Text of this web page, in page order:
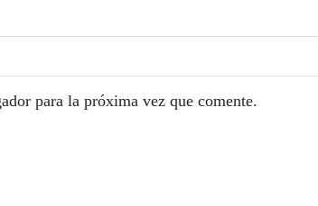
para la próxima vez que comente.